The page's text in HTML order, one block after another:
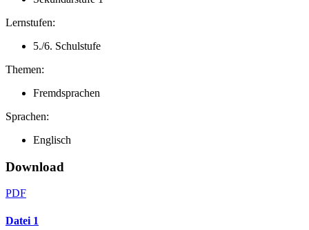
Lernstufen:
5./6. Schulstufe
Themen:
Fremdsprachen
Sprachen:
Englisch
Download
PDF
Datei 1